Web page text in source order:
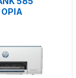
OPIA